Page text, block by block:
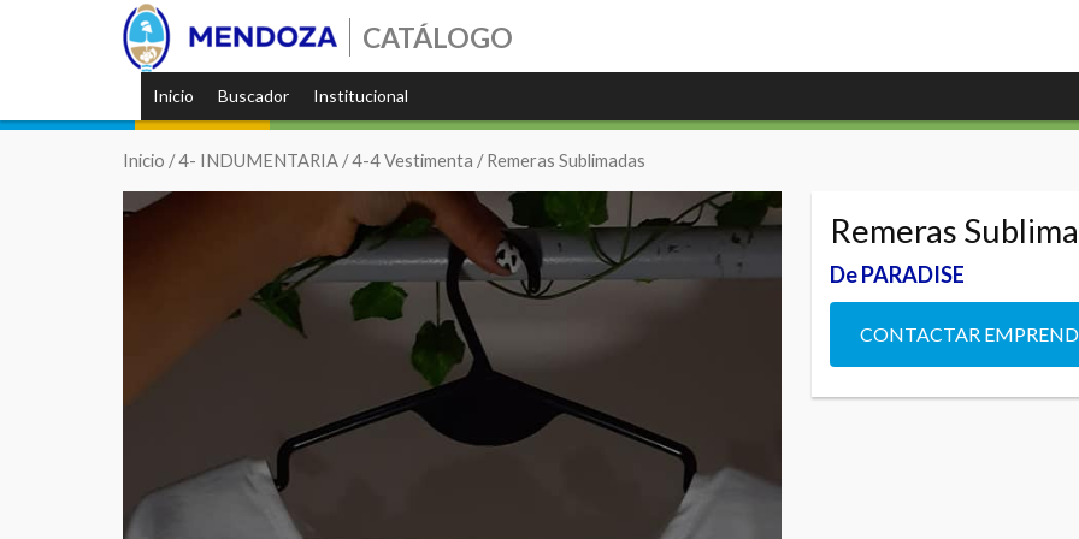
CATÁLOGO
Inicio Buscador Institucional
Inicio /4- INDUMENTARIA /4-4 Vestimenta / Remeras Sublimadas
Remeras
De PARADISE
CONTACTAR